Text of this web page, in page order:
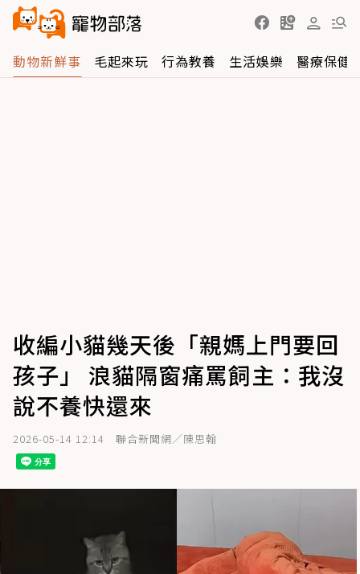
動物新鮮事 毛起來玩 行為教養 生活娛樂 醫療保健
收編小貓幾天後「親媽上門要回
孩子」 浪貓隔窗痛罵飼主：我沒
說不養快還來
2026-05-14 12:14 聯合新聞網／陳思翰